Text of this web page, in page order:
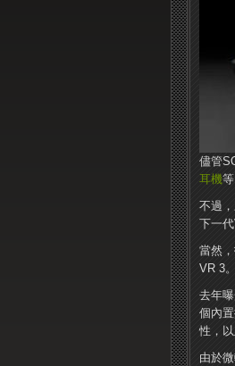
儘管
耳機
不過
下一
當然
VR 3。
去年
個內
性，以
由於